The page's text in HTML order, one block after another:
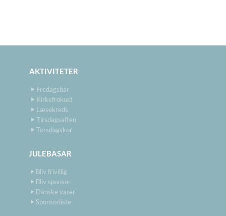
AKTIVITETER
Fredagsbar
Kirkefrokost
Læsekreds
Tirsdagsaften
Torsdagskor
JULEBASAR
Bliv frivillig
Bliv sponsor
Danske varer
Sponsorliste